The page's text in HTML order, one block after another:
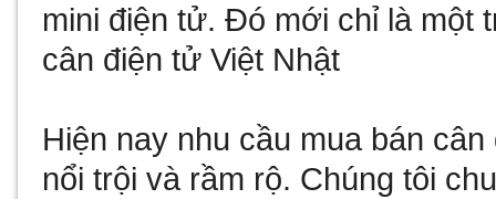
mini điện tử. Đó mới chỉ là một
cân điện tử Việt Nhật
Hiện nay nhu cầu mua bán
nổi trội và rầm rộ. Chúng tôi